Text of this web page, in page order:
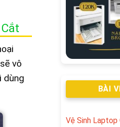
vô
dùng
BÀI
Vệ Sinh Laptop